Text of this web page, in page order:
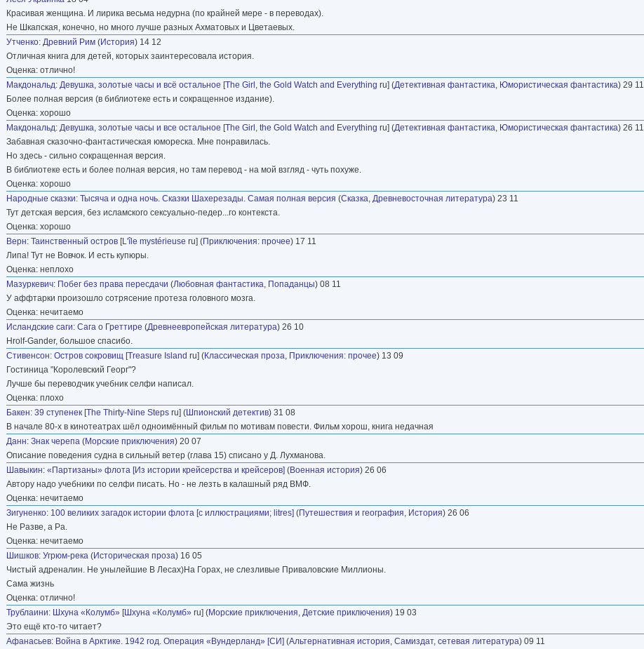
Красивая женщина. И лирика весьма недурна (по крайней мере - в переводах).
Не Шкапская, конечно, но много лучше разных Ахматовых и Цветаевых.
Утченко: Древний Рим (История) 14 12
Отличная книга для детей, которых заинтересовала история.
Оценка: отлично!
Макдональд: Девушка, золотые часы и всё остальное [The Girl, the Gold Watch and Everything ru] (Детективная фантастика, Юмористическая фантастика) 29 11
Более полная версия (в библиотеке есть и сокращенное издание).
Оценка: хорошо
Макдональд: Девушка, золотые часы и все остальное [The Girl, the Gold Watch and Everything ru] (Детективная фантастика, Юмористическая фантастика) 26 11
Забавная сказочно-фантастическая юмореска. Мне понравилась.
Но здесь - сильно сокращенная версия.
В библиотеке есть и более полная версия, но там перевод - на мой взгляд - чуть похуже.
Оценка: хорошо
Народные сказки: Тысяча и одна ночь. Сказки Шахерезады. Самая полная версия (Сказка, Древневосточная литература) 23 11
Тут детская версия, без исламского сексуально-педер...го контекста.
Оценка: хорошо
Верн: Таинственный остров [L'île mystérieuse ru] (Приключения: прочее) 17 11
Липа! Тут не Вовчок. И есть купюры.
Оценка: неплохо
Мазуркевич: Побег без права пересдачи (Любовная фантастика, Попаданцы) 08 11
У аффтарки произошло сотрясение протеза головного мозга.
Оценка: нечитаемо
Исландские саги: Сага о Греттире (Древнеевропейская литература) 26 10
Hrolf-Gander, большое спасибо.
Стивенсон: Остров сокровищ [Treasure Island ru] (Классическая проза, Приключения: прочее) 13 09
Гостиница "Королевский Георг"?
Лучше бы переводчик учебник селфи написал.
Оценка: плохо
Бакен: 39 ступенек [The Thirty-Nine Steps ru] (Шпионский детектив) 31 08
В начале 80-х в кинотеатрах шёл одноимённый фильм по мотивам повести. Фильм хорош, книга недачная
Данн: Знак черепа (Морские приключения) 20 07
Описание поведения судна в сильный ветер (глава 15) списано у Д. Лухманова.
Шавыкин: «Партизаны» флота [Из истории крейсерства и крейсеров] (Военная история) 26 06
Автору надо учебники по селфи писать. Но - не лезть в калашный ряд ВМФ.
Оценка: нечитаемо
Зигуненко: 100 великих загадок истории флота [с иллюстрациями; litres] (Путешествия и география, История) 26 06
Не Разве, а Ра.
Оценка: нечитаемо
Шишков: Угрюм-река (Историческая проза) 16 05
Чистый адреналин. Не унылейшие В Лесах)На Горах, не слезливые Приваловские Миллионы.
Сама жизнь
Оценка: отлично!
Трублаини: Шхуна «Колумб» [Шхуна «Колумб» ru] (Морские приключения, Детские приключения) 19 03
Это ещё кто-то читает?
Афанасьев: Война в Арктике. 1942 год. Операция «Вундерланд» [СИ] (Альтернативная история, Самиздат, сетевая литература) 09 11